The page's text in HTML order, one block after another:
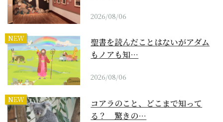
2026/08/06
NEW
聖書を読んだことはないがアダム
もノアも知…
2026/08/06
NEW
コアラのこと、どこまで知って
る？ 驚きの…